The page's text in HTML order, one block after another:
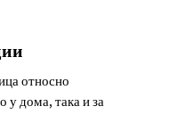
относно
у дома, така и за